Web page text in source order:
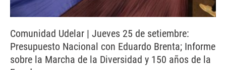
Comunidad Udelar | Jueves 25 de setiembre:
Presupuesto Nacional con Eduardo Brenta; Informe
sobre la Marcha de la Diversidad y 150 años de la